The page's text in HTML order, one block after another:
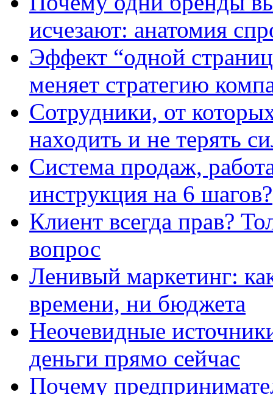
исчезают: анатомия
Эффект “одной
меняет стратегию
Сотрудники, от
находить и не терять
Система продаж,
инструкция на 6 шагов?
Клиент всегда прав?
вопрос
Ленивый маркетинг:
времени, ни бюджета
Неочевидные
деньги прямо сейчас
Почему